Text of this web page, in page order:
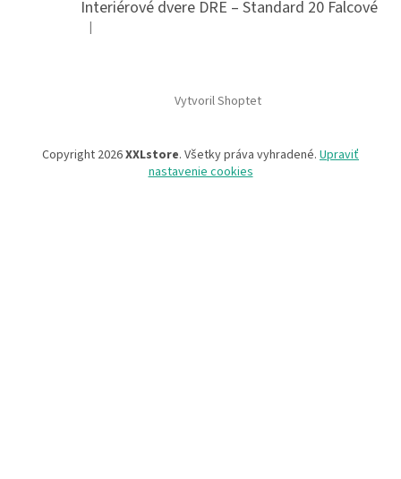
Interiérové dvere DRE – Standard 20 Falcové
Hodnotenie produktu je 5 z 5 hviezdičiek.
|
Vytvoril Shoptet
Copyright 2026XXLstore. Všetky práva vyhradené. Upraviť
nastavenie cookies